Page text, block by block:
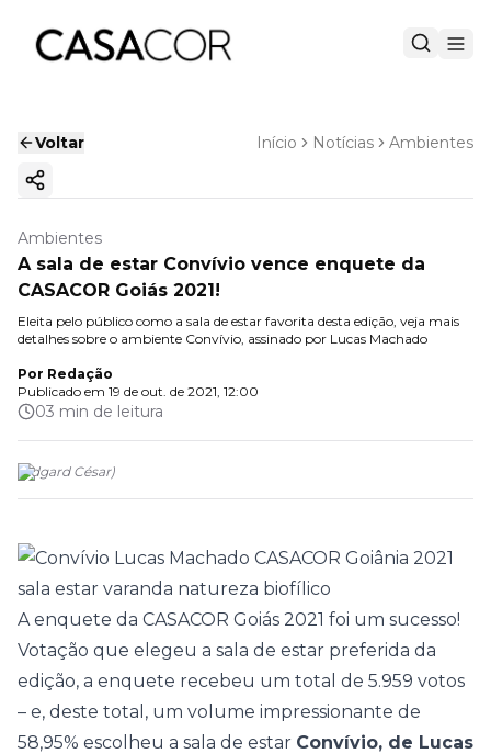
Voltar Início Notícias Ambientes
Copiar link
Ambientes
A sala de estar Convívio vence enquete da
CASACOR Goiás 2021!
Eleita pelo público como a sala de estar favorita desta edição, veja mais
detalhes sobre o ambiente Convívio, assinado por Lucas Machado
Por Redação
Publicado em 19 de out. de 2021, 12:00
03 min de leitura
(Edgard César)
Aenquete da CASACOR Goiás 2021 foi um sucesso!
Votação que elegeu a sala de estar preferida da
edição, a enquete recebeu um total de 5.959 votos
– e, deste total, um volume impressionante de
58,95% escolheu a sala de estar Convívio, de Lucas